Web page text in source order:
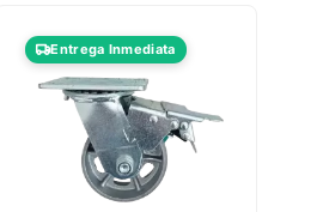
Entrega Inmediata